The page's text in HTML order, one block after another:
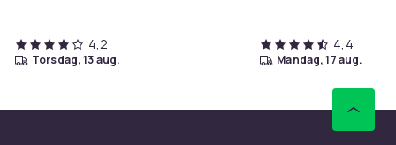
4,2
torsdag, 13 aug.
4,4
mandag, 17 aug.